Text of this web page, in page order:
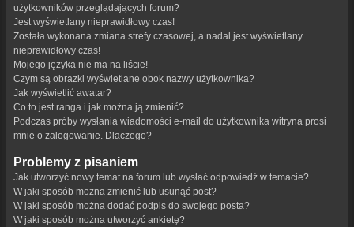
użytkowników przeglądających forum?
Jest wyświetlany nieprawidłowy czas!
Została wykonana zmiana strefy czasowej, a nadal jest wyświetlany
nieprawidłowy czas!
Mojego języka nie ma na liście!
Czym są obrazki wyświetlane obok nazwy użytkownika?
Jak wyświetlić awatar?
Co to jest ranga i jak można ją zmienić?
Podczas próby wysłania wiadomości e-mail do użytkownika witryna prosi
mnie o zalogowanie. Dlaczego?
Problemy z pisaniem
Jak utworzyć nowy temat na forum lub wysłać odpowiedź w temacie?
W jaki sposób można zmienić lub usunąć post?
W jaki sposób można dodać podpis do swojego posta?
W jaki sposób można utworzyć ankietę?